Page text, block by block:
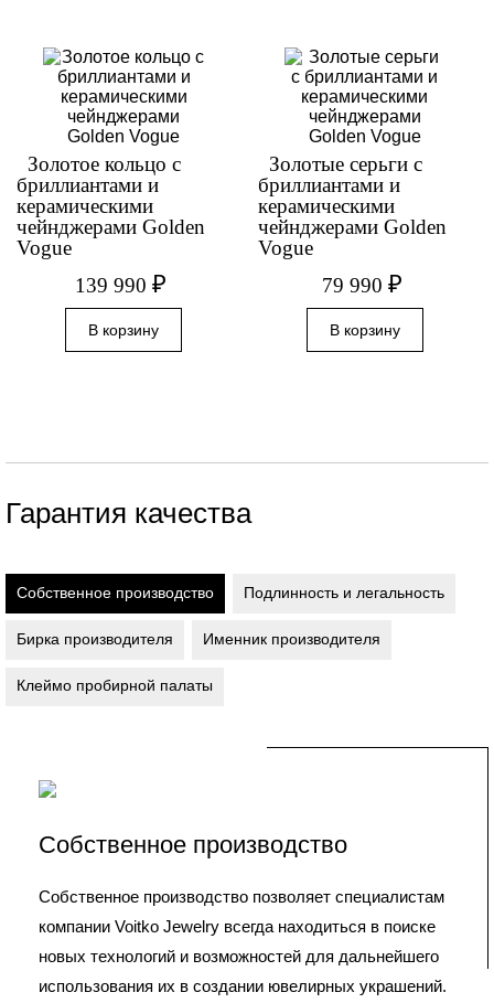
Золотое кольцо с
бриллиантами и
керамическими
чейнджерами Golden
Vogue
139 990₽
Золотые серьги с
бриллиантами и
керамическими
чейнджерами Golden
Vogue
79 990 ₽
Гарантия качества
Собственное производство Подлинность и легальность
Бирка производителя Именник производителя
Клеймо пробирной палаты
Собственное производство
Собственное производство позволяет специалистам
компании Voitko Jewelry всегда находиться в поиске
новых технологий и возможностей для дальнейшего
использования их в создании ювелирных украшений.